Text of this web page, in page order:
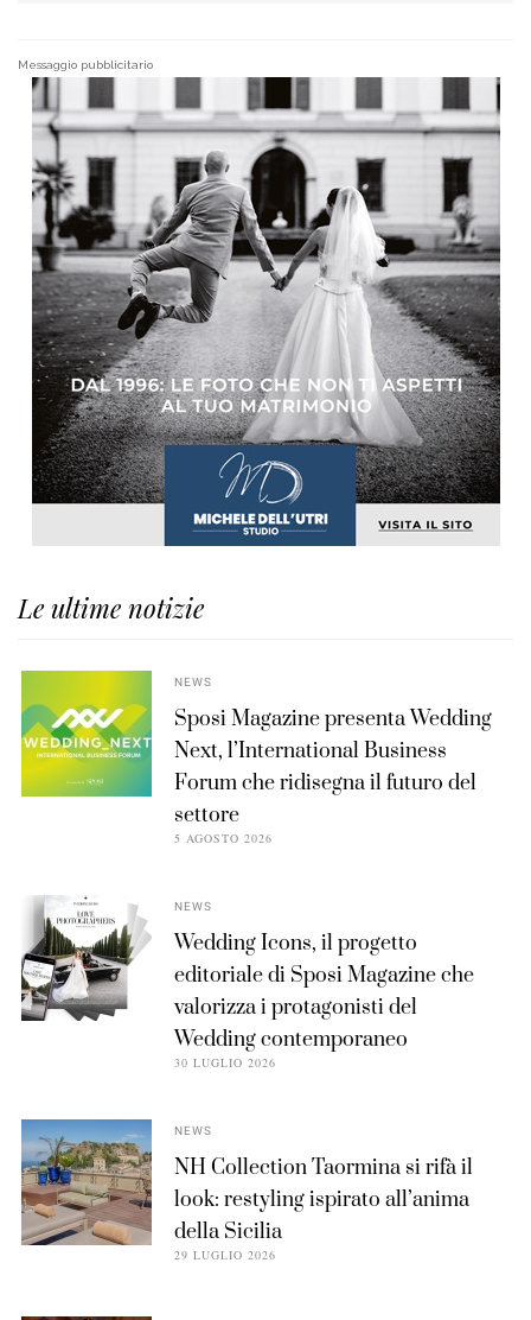
Messaggio pubblicitario
Le ultime notizie
NEWS
Sposi Magazine presenta Wedding
Next, l’International Business
Forum che ridisegna il futuro del
settore
5 AGOSTO 2026
NEWS
Wedding Icons, il progetto
editoriale di Sposi Magazine che
valorizza i protagonisti del
Wedding contemporaneo
30 LUGLIO 2026
NEWS
NH Collection Taormina si rifà il
look: restyling ispirato all’anima
della Sicilia
29 LUGLIO 2026